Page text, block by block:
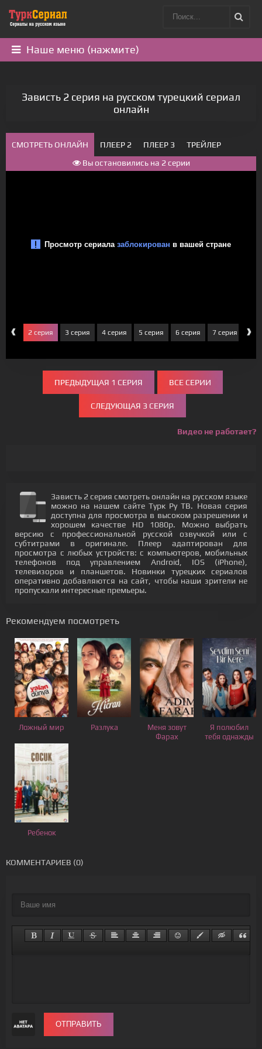
Наше меню (нажмите)
Зависть 2 серия на русском турецкий сериал
онлайн
СМОТРЕТЬ ОНЛАЙН ПЛЕЕР 2 ПЛЕЕР 3
ТРЕЙЛЕР
Вы остановились на 2 серии
‹ 2 серия 3 серия 4 серия 5 серия 6 серия 7 серия 8
›
ПРЕДЫДУЩАЯ 1 СЕРИЯ ВСЕ СЕРИИ
СЛЕДУЮЩАЯ 3 СЕРИЯ
Видео не работает?
Зависть 2 серия смотреть онлайн на русском языке
можно на нашем сайте Турк Ру ТВ. Новая серия
доступна для просмотра в высоком разрешении и
хорошем качестве HD 1080p. Можно выбрать
версию с профессиональной русской озвучкой или с
субтитрами в оригинале. Плеер адаптирован для
просмотра с любых устройств: с компьютеров, мобильных
телефонов под управлением Android, IOS (iPhone),
телевизоров и планшетов. Новинки турецких сериалов
оперативно добавляются на сайт, чтобы наши зрители не
пропускали интересные премьеры.
Рекомендуем посмотреть
Ложный мир Разлука
Меня зовут
Фарах
Я полюбил
тебя однажды
Ребенок
КОММЕНТАРИЕВ (0)
ОТПРАВИТЬ